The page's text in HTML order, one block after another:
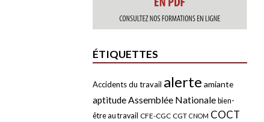
ÉTIQUETTES
Accidents du travail alerte amiante
aptitudeAssemblée Nationale bien-
être au travail CFE-CGC CGT CNOM COCT